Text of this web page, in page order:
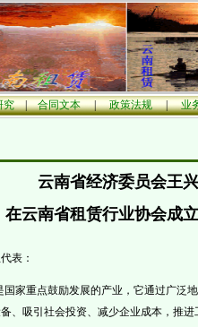
究|合同文本|政策法规|业
云南省经济委员会王
在云南省租赁行业协会成
表：
国家重点鼓励发展的产业，它通过广泛
、吸引社会投资、减少企业成本，推进